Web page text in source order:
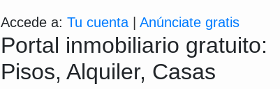
Accede a: Tu cuenta| Anúnciate gratis
Portal inmobiliario gratuito:
Pisos, Alquiler, Casas